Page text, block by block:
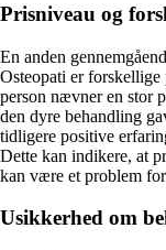
Prisniveau og
En anden
Osteopati er
person nævner en stor
den dyre behandling
tidligere positive
Dette kan indikere, at
kan være et problem
Usikkerhed om